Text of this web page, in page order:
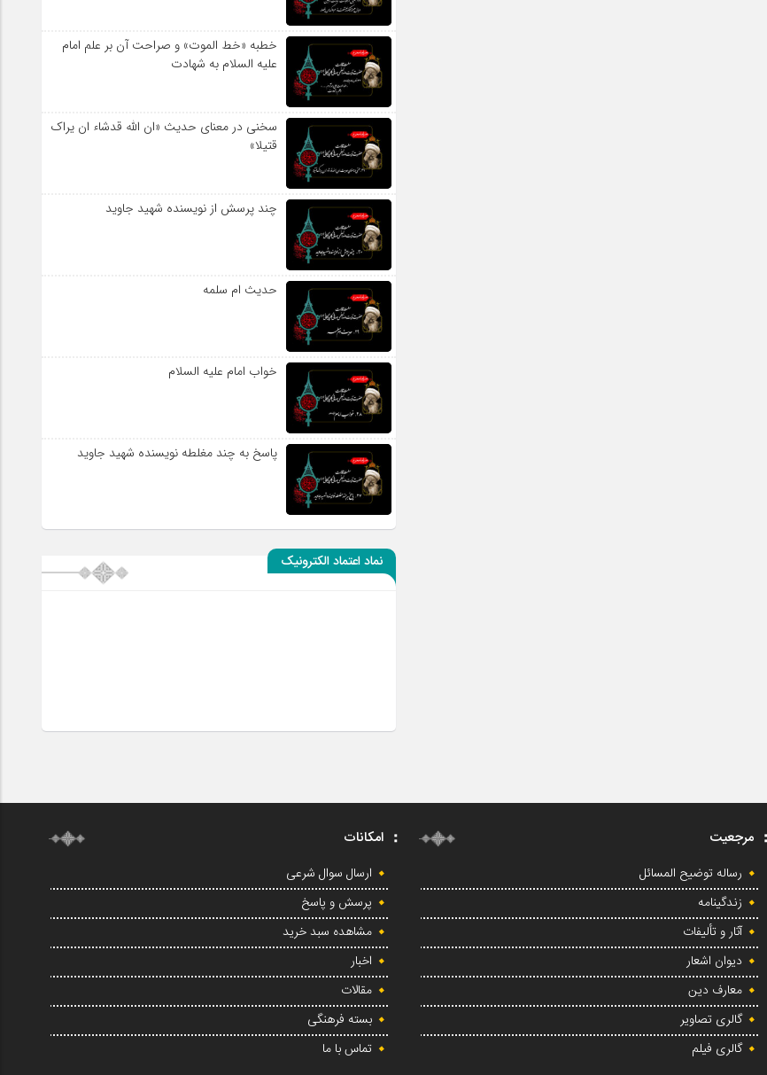
خطبه «خط الموت» و صراحت آن بر علم امام
علیه السلام به شهادت
سخنی در معنای حدیث «ان الله قدشاء ان یراک
قتیلا»
چند پرسش از نویسنده شهید جاوید
حدیث ام سلمه
خواب امام علیه السلام
پاسخ به چند مغلطه نویسنده شهید جاوید
نماد اعتماد الکترونیک
مرجعیت
رساله توضیح المسائل
زندگینامه
آثار و تألیفات
دیوان اشعار
معارف دین
گالری تصاویر
گالری فیلم
امکانات
ارسال سوال شرعی
پرسش و پاسخ
مشاهده سبد خرید
اخبار
مقالات
بسته فرهنگی
تماس با ما